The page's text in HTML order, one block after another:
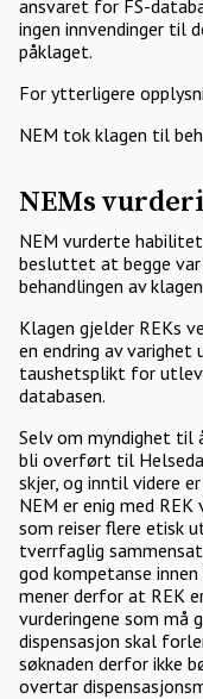
ansvaret for FS-
ingen innvendinger til
påklaget.
For ytterligere
NEM tok klagen til
NEMs
NEM vurderte
besluttet at begge var
behandlingen av
Klagen gjelder REKs
en endring av
taushetsplikt for
databasen.
Selv om myndighet til
bli overført til
skjer, og inntil videre
NEM er enig med
som reiser flere etisk
tverrfaglig
god kompetanse
mener derfor at REK
vurderingene som må
dispensasjon skal
søknaden derfor ikke
overtar